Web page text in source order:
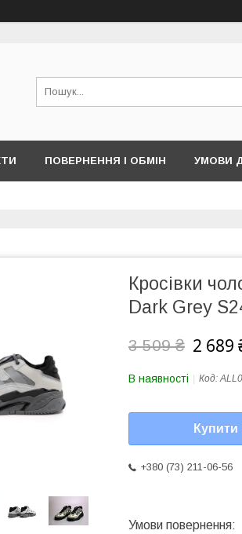
ПОВЕРНЕННЯ І ОБМІН УМОВИ
Кросівки
Dark Grey
3 509 ₴ 2 689
В наявності Код:
Купити
+380 (73) 211-06-56